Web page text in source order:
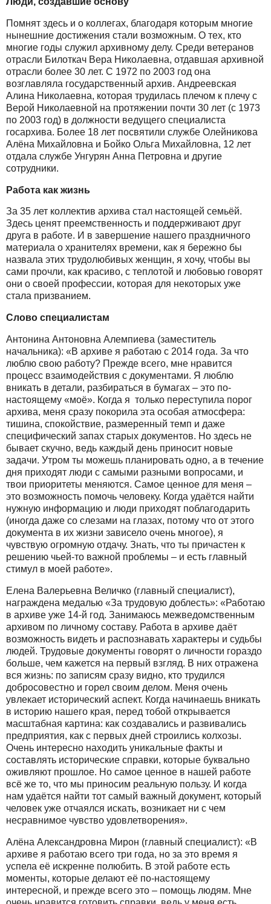
Помнят здесь и о коллегах, благодаря которым многие
нынешние достижения стали возможным. О тех, кто
многие годы служил архивному делу. Среди ветеранов
отрасли Билоткач Вера Николаевна, отдавшая архивной
отрасли более 30 лет. С 1972 по 2003 год она
возглавляла государственный архив. Андреевская
Алина Николаевна, которая трудилась плечом к плечу с
Верой Николаевной на протяжении почти 30 лет (с 1973
по 2003 год) в должности ведущего специалиста
госархива. Более 18 лет посвятили службе Олейникова
Алёна Михайловна и Бойко Ольга Михайловна, 12 лет
отдала службе Унгурян Анна Петровна и другие
сотрудники.
Работа как жизнь
За 35 лет коллектив архива стал настоящей семьёй.
Здесь ценят преемственность и поддерживают друг
друга в работе. И в завершение нашего праздничного
материала о хранителях времени, как я бережно бы
назвала этих трудолюбивых женщин, я хочу, чтобы вы
сами прочли, как красиво, с теплотой и любовью говорят
они о своей профессии, которая для некоторых уже
стала призванием.
Слово специалистам
Антонина Антоновна Алемпиева (заместитель
начальника): «В архиве я работаю с 2014 года. За что
люблю свою работу? Прежде всего, мне нравится
процесс взаимодействия с документами. Я люблю
вникать в детали, разбираться в бумагах – это по-
настоящему «моё». Когда я только переступила порог
архива, меня сразу покорила эта особая атмосфера:
тишина, спокойствие, размеренный темп и даже
специфический запах старых документов. Но здесь не
бывает скучно, ведь каждый день приносит новые
задачи. Утром ты можешь планировать одно, а в течение
дня приходят люди с самыми разными вопросами, и
твои приоритеты меняются. Самое ценное для меня –
это возможность помочь человеку. Когда удаётся найти
нужную информацию и люди приходят поблагодарить
(иногда даже со слезами на глазах, потому что от этого
документа в их жизни зависело очень многое), я
чувствую огромную отдачу. Знать, что ты причастен к
решению чьей-то важной проблемы – и есть главный
стимул в моей работе».
Елена Валерьевна Величко (главный специалист),
награждена медалью «За трудовую доблесть»: «Работаю
в архиве уже 14-й год. Занимаюсь межведомственным
архивом по личному составу. Работа в архиве даёт
возможность видеть и распознавать характеры и судьбы
людей. Трудовые документы говорят о личности гораздо
больше, чем кажется на первый взгляд. В них отражена
вся жизнь: по записям сразу видно, кто трудился
добросовестно и горел своим делом. Меня очень
увлекает исторический аспект. Когда начинаешь вникать
в историю нашего края, перед тобой открывается
масштабная картина: как создавались и развивались
предприятия, как с первых дней строились колхозы.
Очень интересно находить уникальные факты и
составлять исторические справки, которые буквально
оживляют прошлое. Но самое ценное в нашей работе
всё же то, что мы приносим реальную пользу. И когда
нам удаётся найти тот самый важный документ, который
человек уже отчаялся искать, возникает ни с чем
несравнимое чувство удовлетворения».
Алёна Александровна Мирон (главный специалист): «В
архиве я работаю всего три года, но за это время я
успела её искренне полюбить. В этой работе есть
моменты, которые делают её по-настоящему
интересной, и прежде всего это – помощь людям. Мне